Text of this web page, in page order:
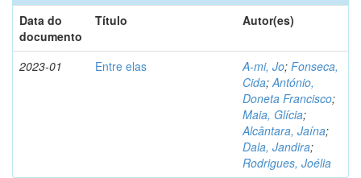
Data do
documento
Título Autor(es)
2023-01 Entre elas A-mi, Jo; Fonseca,
Cida;António,
Doneta Francisco;
Maia, Glícia;
Alcântara, Jaína;
Dala, Jandira;
Rodrigues, Joélia